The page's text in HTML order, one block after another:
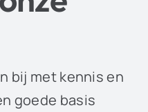
bij met kennis en
goede basis